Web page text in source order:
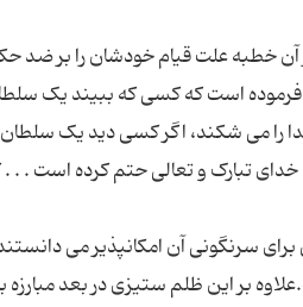
خطبه علت قیام خودشان را بر ضد
فرموده است که کسی که ببیند یک
می شکند، اگر کسی دید یک سلطان
تبارک و تعالی حتم کرده است . . .
سرنگونی آن امکانپذیر می دانستند
بر این ظلم ستیزی در بعد مبارزه